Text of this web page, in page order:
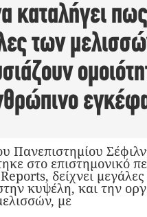
καταλήγει
των
Πανεπιστημίου
στο επιστημονικό
δείχνει μεγάλες
κυψέλη, και την
με